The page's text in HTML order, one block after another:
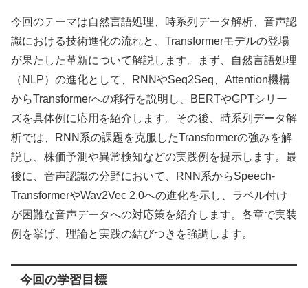
今回のテーマは自然言語処理、時系列データ解析、音声認
識における技術進化の流れと、Transformerモデルの登場
が果たした革新について解説します。まず、自然言語処理
（NLP）の進化として、RNNやSeq2Seq、Attention機構
からTransformerへの移行を説明し、BERTやGPTシリー
ズを具体例に応用を紹介します。その後、時系列データ解
析では、RNN系の課題を克服したTransformerの強みを解
説し、株価予測や異常検知などの実践例を提示します。最
後に、音声認識の分野において、RNN系からSpeech-
TransformerやWav2Vec 2.0への進化を示し、ラベル付け
が困難な音声データへの対応策を紹介します。各章で実装
例を挙げ、理論と実践の結びつきを強調します。
今回の学習目標